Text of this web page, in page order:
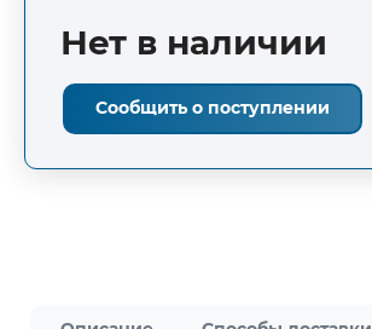
Нет в наличии
Сообщить о поступлении